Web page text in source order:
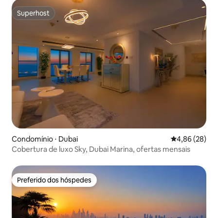
Superhost
Superhost
Condomínio ⋅ Dubai 4,86 de uma
4,86 (28)
Cobertura de luxo Sky, Dubai Marina, ofertas mensais
Preferido dos hóspedes
Preferido dos hóspedes